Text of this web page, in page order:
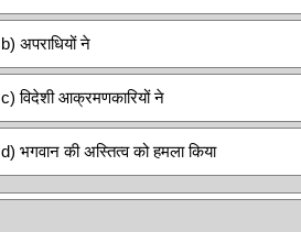
b) अपराधियों ने
c) विदेशी आक्रमणकारियों ने
d) भगवान की अस्तित्व को हमला किया